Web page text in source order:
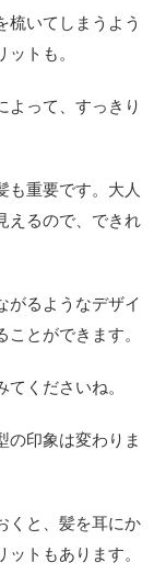
梳いてしまうよう
トも。
よって、すっきり
も重要です。大人
えるので、できれ
がるようなデザイ
とができます。
くださいね。
の印象は変わりま
くと、髪を耳にか
トもあります。